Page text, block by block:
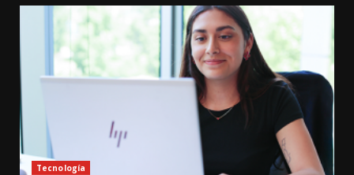
Tecnología